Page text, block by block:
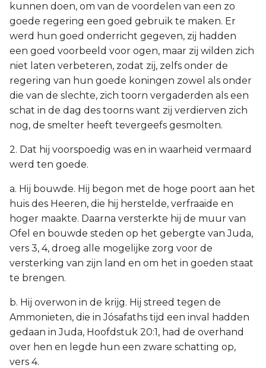
kunnen doen, om van de voordelen van een zo
goede regering een goed gebruik te maken. Er
werd hun goed onderricht gegeven, zij hadden
een goed voorbeeld voor ogen, maar zij wilden zich
niet laten verbeteren, zodat zij, zelfs onder de
regering van hun goede koningen zowel als onder
die van de slechte, zich toorn vergaderden als een
schat in de dag des toorns want zij verdierven zich
nog, de smelter heeft tevergeefs gesmolten.
2. Dat hij voorspoedig was en in waarheid vermaard
werd ten goede.
a. Hij bouwde. Hij begon met de hoge poort aan het
huis des Heeren, die hij herstelde, verfraaide en
hoger maakte. Daarna versterkte hij de muur van
Ofel en bouwde steden op het gebergte van Juda,
vers 3, 4, droeg alle mogelijke zorg voor de
versterking van zijn land en om het in goeden staat
te brengen.
b. Hij overwon in de krijg. Hij streed tegen de
Ammonieten, die in Jósafaths tijd een inval hadden
gedaan in Juda, Hoofdstuk 20:1, had de overhand
over hen en legde hun een zware schatting op,
vers 4.